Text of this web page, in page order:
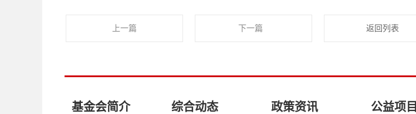
上一篇 下一篇 返回列表
基金会简介 综合动态 政策资讯 公益项目